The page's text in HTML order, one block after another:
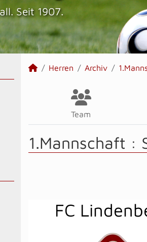
Seit 1907.
Herren Archiv
Team
1.Mannschaft :
FC